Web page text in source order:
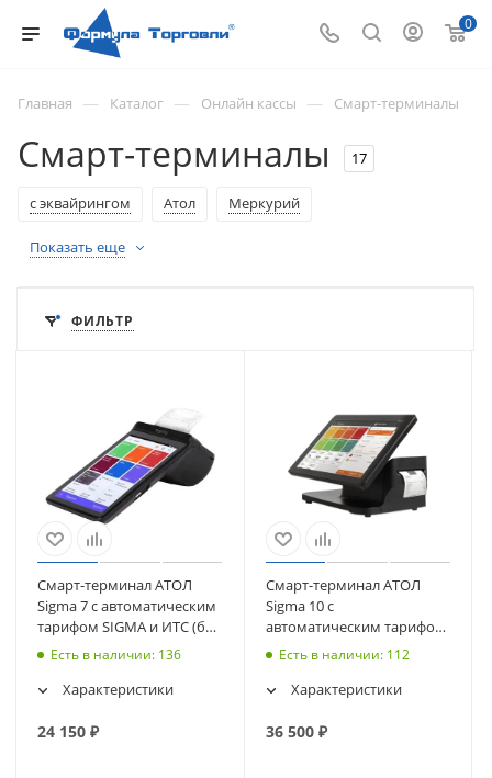
0
Главная — Каталог — Онлайн кассы — Смарт-терминалы
Смарт-терминалы 17
с эквайрингом Атол Меркурий
Показать еще
ФИЛЬТР
Смарт-терминал АТОЛ
Sigma 7 с автоматическим
тарифом SIGMA и ИТС (без
ФН, 5.0) (62098)
Есть в наличии: 136
Характеристики
24 150 ₽
Смарт-терминал АТОЛ
Sigma 10 с
автоматическим тарифом
SIGMA и ИТС (без ФН, 5.0)
Есть в наличии: 112
Характеристики
36 500₽